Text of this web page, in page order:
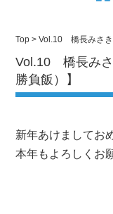
Top > Vol.10 橋長みさき
Vol.10 橋長み
勝負飯）】
新年あけましてお
本年もよろしくお